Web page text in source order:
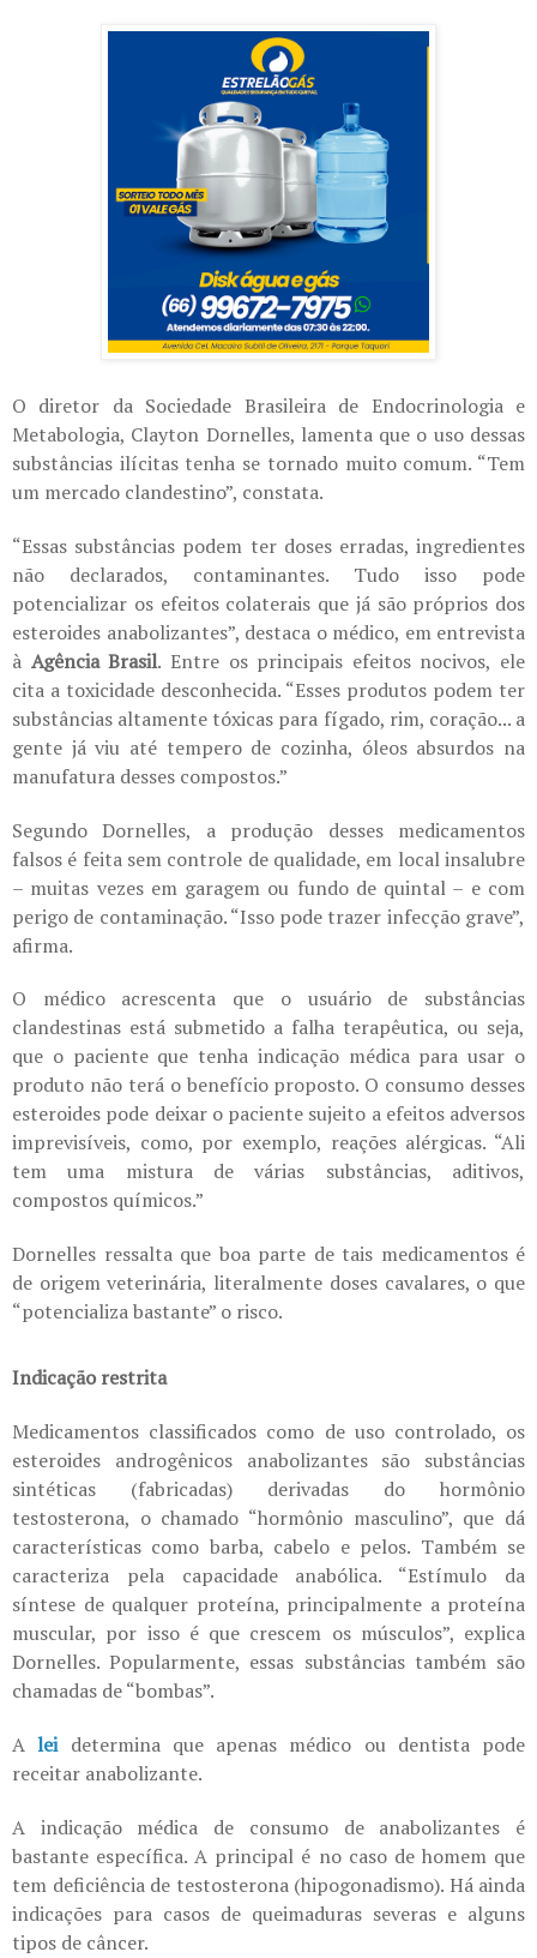
O diretor da Sociedade Brasileira de Endocrinologia e
Metabologia, Clayton Dornelles, lamenta que o uso dessas
substâncias ilícitas tenha se tornado muito comum. “Tem
um mercado clandestino”, constata.
“Essas substâncias podem ter doses erradas, ingredientes
não declarados, contaminantes. Tudo isso pode
potencializar os efeitos colaterais que já são próprios dos
esteroides anabolizantes”, destaca o médico, em entrevista
à Agência Brasil. Entre os principais efeitos nocivos, ele
cita a toxicidade desconhecida. “Esses produtos podem ter
substâncias altamente tóxicas para fígado, rim, coração... a
gente já viu até tempero de cozinha, óleos absurdos na
manufatura desses compostos.”
Segundo Dornelles, a produção desses medicamentos
falsos é feita sem controle de qualidade, em local insalubre
– muitas vezes em garagem ou fundo de quintal – e com
perigo de contaminação. “Isso pode trazer infecção grave”,
afirma.
O médico acrescenta que o usuário de substâncias
clandestinas está submetido a falha terapêutica, ou seja,
que o paciente que tenha indicação médica para usar o
produto não terá o benefício proposto. O consumo desses
esteroides pode deixar o paciente sujeito a efeitos adversos
imprevisíveis, como, por exemplo, reações alérgicas. “Ali
tem uma mistura de várias substâncias, aditivos,
compostos químicos.”
Dornelles ressalta que boa parte de tais medicamentos é
de origem veterinária, literalmente doses cavalares, o que
“potencializa bastante” o risco.
Indicação restrita
Medicamentos classificados como de uso controlado, os
esteroides androgênicos anabolizantes são substâncias
sintéticas (fabricadas) derivadas do hormônio
testosterona, o chamado “hormônio masculino”, que dá
características como barba, cabelo e pelos. Também se
caracteriza pela capacidade anabólica. “Estímulo da
síntese de qualquer proteína, principalmente a proteína
muscular, por isso é que crescem os músculos”, explica
Dornelles. Popularmente, essas substâncias também são
chamadas de “bombas”.
Aleidetermina que apenas médico ou dentista pode
receitar anabolizante.
A indicação médica de consumo de anabolizantes é
bastante específica. A principal é no caso de homem que
tem deficiência de testosterona (hipogonadismo). Há ainda
indicações para casos de queimaduras severas e alguns
tipos de câncer.